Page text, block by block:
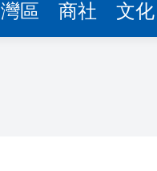
灣區 商社 文化